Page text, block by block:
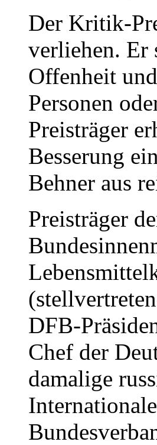
Der Kritik-
verliehen. Er
Offenheit
Personen
Preisträger
Besserung
Behner aus
Preisträger
DFB-
Chef der
damalige